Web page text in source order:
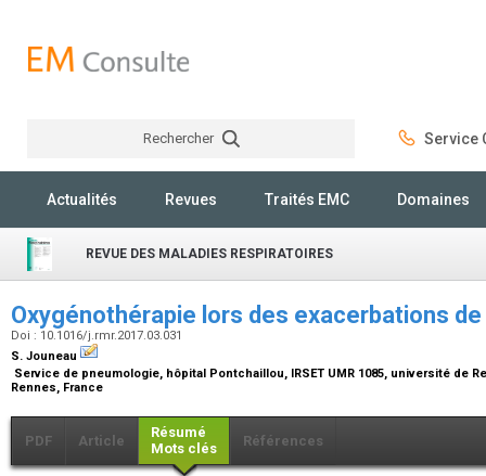
Rechercher Service
Actualités Revues Traités EMC Domaines
REVUE DES MALADIES RESPIRATOIRES
Oxygénothérapie lors des exacerbations
Doi : 10.1016/j.rmr.2017.03.031
S. Jouneau
Service de pneumologie, hôpital Pontchaillou, IRSET UMR 1085, université de
Rennes, France
PDF Article
Résumé
Mots clés
Références